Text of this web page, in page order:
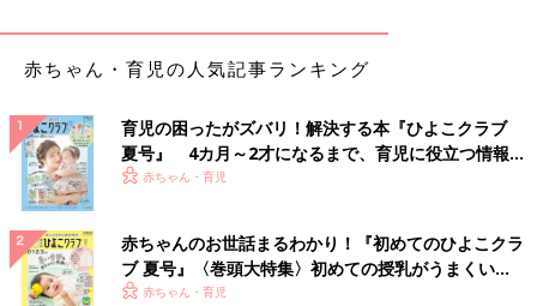
赤ちゃん・育児の人気記事ランキング
育児の困ったがズバリ！解決する本『ひよこクラブ
夏号』 4カ月～2才になるまで、育児に役立つ情報が
いっぱい！
赤ちゃん・育児
赤ちゃんのお世話まるわかり！『初めてのひよこクラ
ブ 夏号』〈巻頭大特集〉初めての授乳がうまくい
く！ おっぱい・ミルクの基本と夏のトラブル 解決テ
赤ちゃん・育児